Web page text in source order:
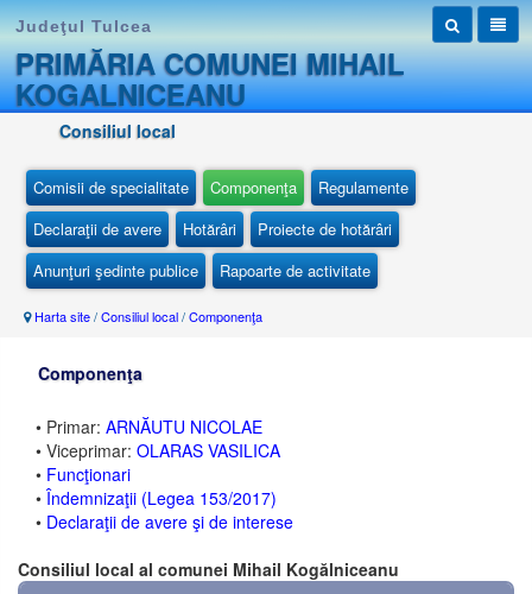
Judeţul Tulcea
PRIMĂRIA COMUNEI MIHAIL
KOGALNICEANU
Consiliul local
Comisii de specialitate Componenţa
Regulamente
Declaraţii de avere
Hotărâri
Proiecte de hotărâri
Anunţuri şedinte publice
Rapoarte de activitate
Harta site/Consiliul local/Componenţa
Componenţa
• Primar: ARNĂUTU NICOLAE
• Viceprimar: OLARAS VASILICA
• Funcţionari
• Îndemnizaţii (Legea 153/2017)
• Declaraţii de avere şi de interese
Consiliul local al comunei Mihail Kogălniceanu